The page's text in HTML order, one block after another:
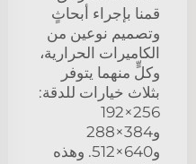
قمنا بإجراء أبحاثٍ
وتصميم نوعين من
الكاميرات الحرارية،
وكلٍّ منهما يتوفر
بثلاث خيارات للدقة:
256×192
و384×288
و640×512. وهذه